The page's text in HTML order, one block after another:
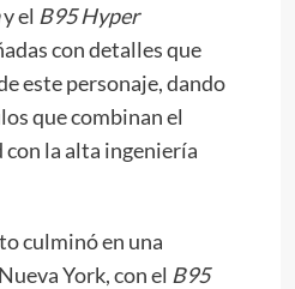
y el B95 Hyper
con detalles que
este personaje, dando
que combinan el
la alta ingeniería
culminó en una
York, con el B95